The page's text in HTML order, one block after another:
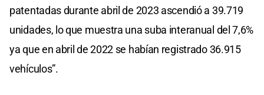
patentadas durante abril de 2023 ascendió a 39.719
unidades, lo que muestra una suba interanual del 7,6%
ya que en abril de 2022 se habían registrado 36.915
vehículos”.